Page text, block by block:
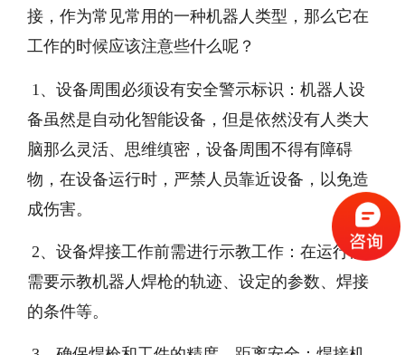
接，作为常见常用的一种机器人类型，那么它在
工作的时候应该注意些什么呢？
1、设备周围必须设有安全警示标识：机器人设
备虽然是自动化智能设备，但是依然没有人类大
脑那么灵活、思维缜密，设备周围不得有障碍
物，在设备运行时，严禁人员靠近设备，以免造
成伤害。
2、设备焊接工作前需进行示教工作：在运行前
需要示教机器人焊枪的轨迹、设定的参数、焊接
的条件等。